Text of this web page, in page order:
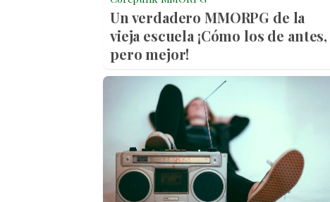
Un verdadero MMORPG de la
vieja escuela ¡Cómo los de antes,
pero mejor!